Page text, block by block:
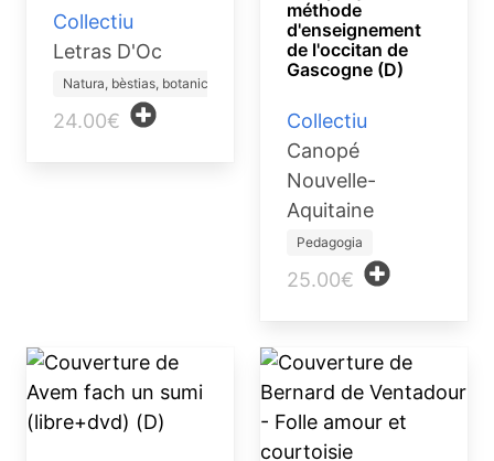
Collectiu
Letras D'Oc
Natura, bèstias, botanica
24.00€
méthode
d'enseignement
de l'occitan de
Gascogne (D)
Collectiu
Canopé
Nouvelle-
Aquitaine
Pedagogia
25.00€